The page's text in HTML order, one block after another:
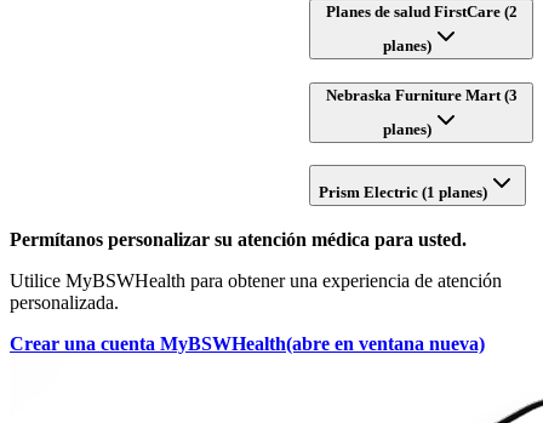
Planes de salud FirstCare (2
planes)
Nebraska Furniture Mart (3
planes)
Prism Electric (1 planes)
Permítanos personalizar su atención médica para usted.
Utilice MyBSWHealth para obtener una experiencia de atención
personalizada.
Crear una cuenta MyBSWHealth(abre en ventana nueva)